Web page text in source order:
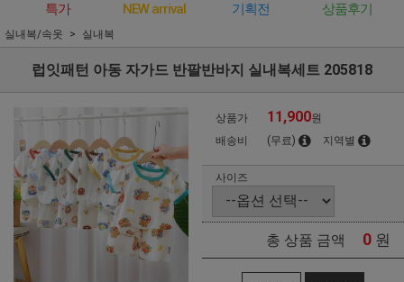
특가 NEW arrival 기획전 상품후기
실내복/속옷 실내복
럽잇패턴 아동 자가드 반팔반바지 실내복세트 205818
상품가 11,900원
배송비
(무료) 지역별
사이즈
총 상품 금액 0 원